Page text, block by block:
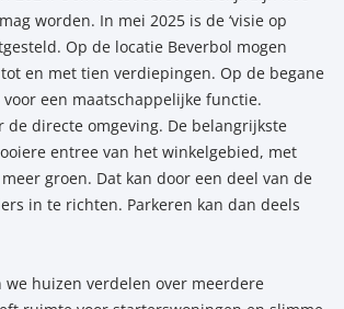
worden. In mei 2025 is de ‘visie op
Op de locatie Beverbol mogen
en met tien verdiepingen. Op de begane
een maatschappelijke functie.
de directe omgeving. De belangrijkste
entree van het winkelgebied, met
groen. Dat kan door een deel van de
in te richten. Parkeren kan dan deels
we huizen verdelen over meerdere